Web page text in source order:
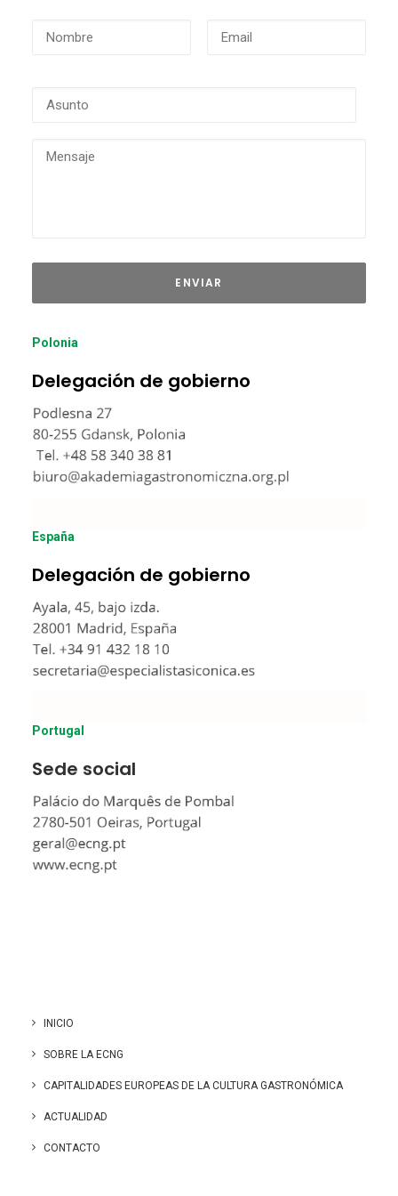
Polonia
Delegación de gobierno
España
Delegación de gobierno
Portugal
Sede social
INICIO
SOBRE LA ECNG
CAPITALIDADES EUROPEAS DE LA CULTURA GASTRONÓMICA
ACTUALIDAD
CONTACTO